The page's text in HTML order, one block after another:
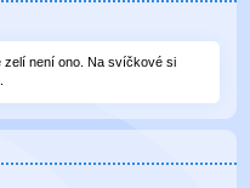
zelí není ono. Na svíčkové si